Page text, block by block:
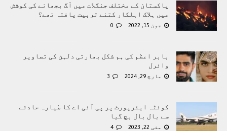
پاکستان کے مختلف جنگلات میں آگ بجھانے کی کوشش
میں ہلاک اہلکار کتنے تربیت یافتہ تھے؟
جون 15, 2022 0
بابر اعظم کی ہم شکل بھارتی دلہن کی تصاویر
وائرل
مارچ 29, 2024 3
کوئٹہ ایئرپورٹ پر پی آئی اے کا طیارہ حادثے
سے بال بال بچ گیا
مئی 22, 2023 4